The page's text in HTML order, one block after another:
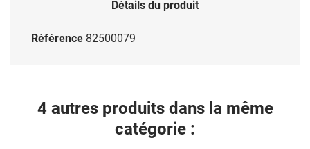
Détails du produit
Référence 82500079
4 autres produits dans la même
catégorie :